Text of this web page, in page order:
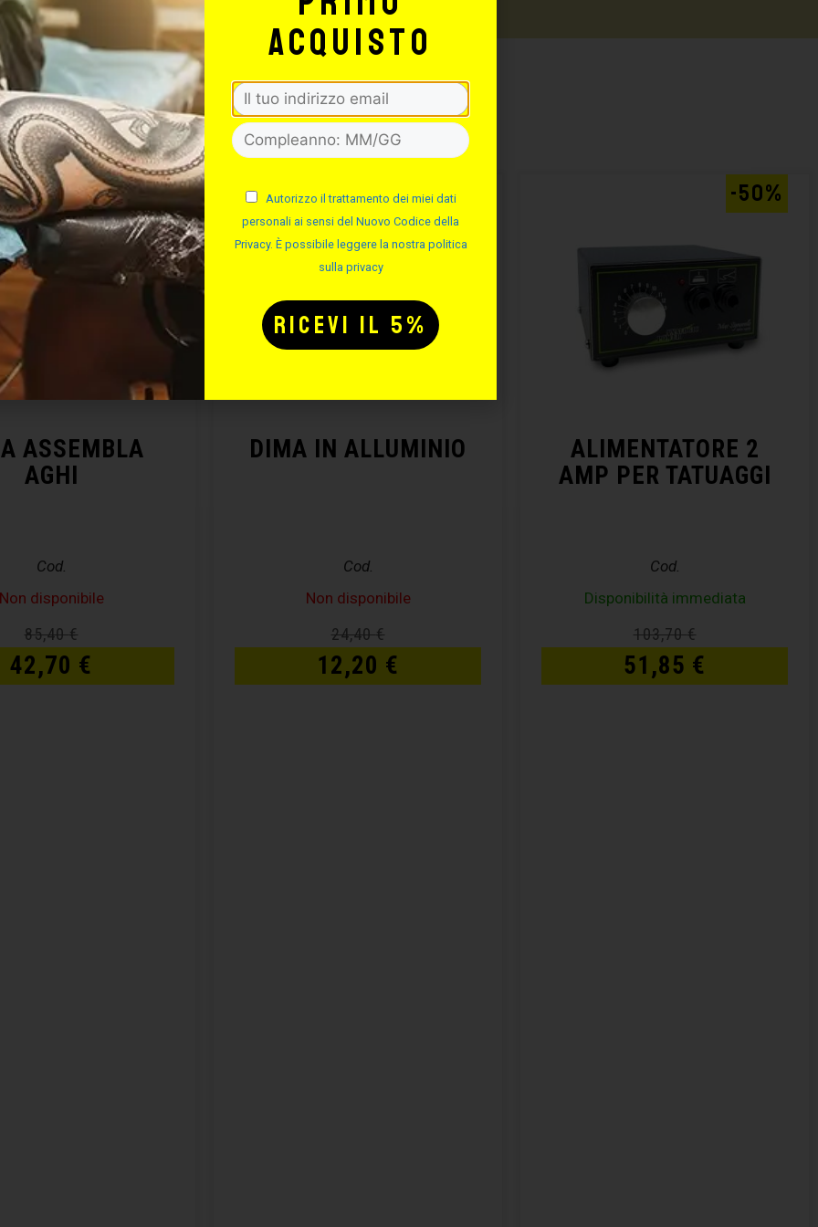
interessarti anche:
ASSEMBLA
AGHI
Cod.
disponibile
85,40€
42,70 €
-50%
DIMA IN ALLUMINIO
Cod.
Non disponibile
24,40€
12,20 €
-50%
ALIMENTATORE 2
AMP PER TATUAGGI
Cod.
Disponibilità immediata
103,70€
51,85 €
-50%
acquisto
Autorizzo il trattamento dei miei dati
personali ai sensi del Nuovo Codice della
Privacy. È possibile leggere la nostra politica
sulla privacy